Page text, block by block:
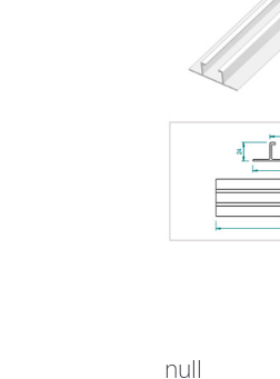
null